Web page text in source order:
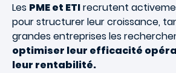
Les PME et ETIrecrutent
pour structurer leur croissance,
grandes entreprises les
optimiser leur efficacité
leur rentabilité.